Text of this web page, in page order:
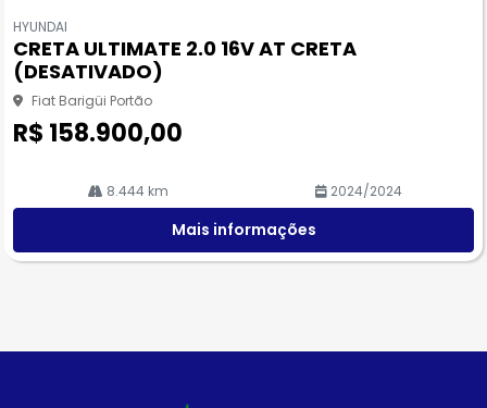
pa
rtil
he
HYUNDAI
CRETA ULTIMATE 2.0 16V AT CRETA
(DESATIVADO)
Fiat Barigüi Portão
R$ 158.900,00
8.444 km 2024/2024
Mais informações